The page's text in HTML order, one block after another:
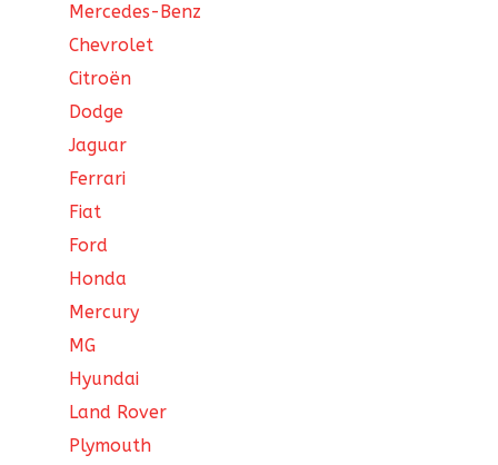
Mercedes-Benz
Chevrolet
Citroën
Dodge
Jaguar
Ferrari
Fiat
Ford
Honda
Mercury
MG
Hyundai
Land Rover
Plymouth